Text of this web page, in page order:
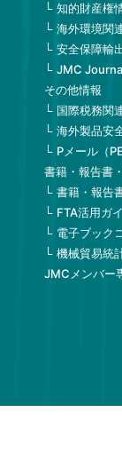
知的財産権
海外環境関
安全保障輸
JMC
その他情報
国際税務関
海外製品安
Pメール（
書籍・報告書
書籍・報告
FTA活用ガ
電子ブック
機械貿易統
JMCメンバー